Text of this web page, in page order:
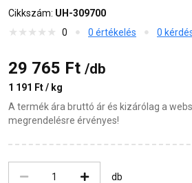
Cikkszám: UH-309700
0
0 értékelés 0
29 765 Ft /db
1 191 Ft / kg
A termék ára bruttó ár és kizárólag a
megrendelésre érvényes!
db